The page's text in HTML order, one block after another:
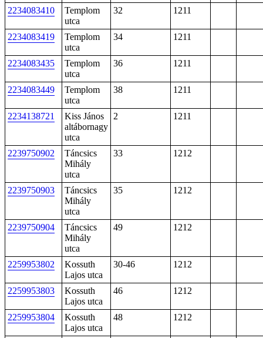
2234083410
Templom
utca
32 1211
2234083419
Templom
utca
34 1211
2234083435
Templom
utca
36 1211
2234083449
Templom
utca
38 1211
2234138721
Kiss János
altábornagy
utca
2 1211
2239750902
Táncsics
Mihály
utca
33 1212
2239750903
Táncsics
Mihály
utca
35 1212
2239750904
Táncsics
Mihály
utca
49 1212
2259953802
Kossuth
Lajos utca
30-46 1212
2259953803
Kossuth
Lajos utca
46 1212
2259953804
Kossuth
Lajos utca
48 1212